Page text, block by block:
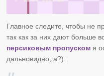
Главное следите, чтобы не
так как за них дают больше
персиковым пропуском я
дальновидно, а?):